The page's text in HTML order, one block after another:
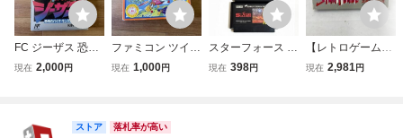
FC ジーザス 恐怖
のバイオモンスタ
現在 2,000円
ファミコン ツイン
ビー Konami 箱説
現在 1,000円
スターフォース ス
ーパースターフォ
現在 398円
【レトロゲーム】
【FC】ファミコン
現在 2,981円
ストア 落札率が高い